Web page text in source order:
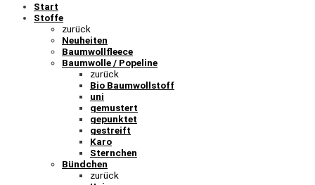
Start
Stoffe
zurück
Neuheiten
Baumwollfleece
Baumwolle / Popeline
zurück
Bio Baumwollstoff
uni
gemustert
gepunktet
gestreift
Karo
Sternchen
Bündchen
zurück